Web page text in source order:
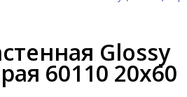
Glossy
60110 20х60